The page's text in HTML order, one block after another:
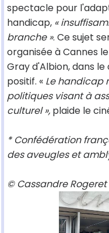
spectacle pour
handicap, «
branche ». Ce sujet
organisée à Cannes
Gray d'Albion, dans
positif. « Le handicap
politiques visant à
culturel », plaide le
* Confédération
des aveugles et
© Cassandre Rogeret